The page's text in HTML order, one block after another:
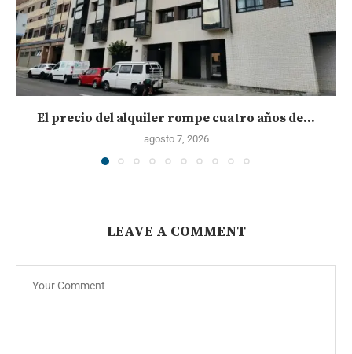
El precio del alquiler rompe cuatro años de...
agosto 7, 2026
LEAVE A COMMENT